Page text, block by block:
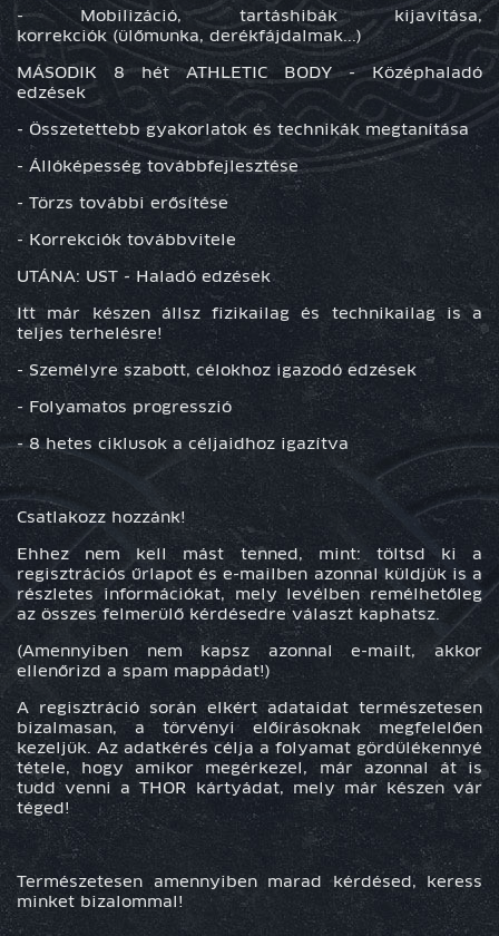
- Mobilizáció, tartáshibák kijavítása,
korrekciók (ülőmunka, derékfájdalmak...)
MÁSODIK 8 hét ATHLETIC BODY - Középhaladó
edzések
- Összetettebb gyakorlatok és technikák megtanítása
- Állóképesség továbbfejlesztése
- Törzs további erősítése
- Korrekciók továbbvitele
UTÁNA: UST - Haladó edzések
Itt már készen állsz fizikailag és technikailag is a
teljes terhelésre!
- Személyre szabott, célokhoz igazodó edzések
- Folyamatos progresszió
- 8 hetes ciklusok a céljaidhoz igazítva
Csatlakozz hozzánk!
Ehhez nem kell mást tenned, mint: töltsd ki a
regisztrációs űrlapot és e-mailben azonnal küldjük is a
részletes információkat, mely levélben remélhetőleg
az összes felmerülő kérdésedre választ kaphatsz.
(Amennyiben nem kapsz azonnal e-mailt, akkor
ellenőrizd a spam mappádat!)
A regisztráció során elkért adataidat természetesen
bizalmasan, a törvényi előírásoknak megfelelően
kezeljük. Az adatkérés célja a folyamat gördülékennyé
tétele, hogy amikor megérkezel, már azonnal át is
tudd venni a THOR kártyádat, mely már készen vár
téged!
Természetesen amennyiben marad kérdésed, keress
minket bizalommal!